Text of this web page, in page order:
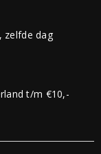
zelfde dag
t/m €10,-